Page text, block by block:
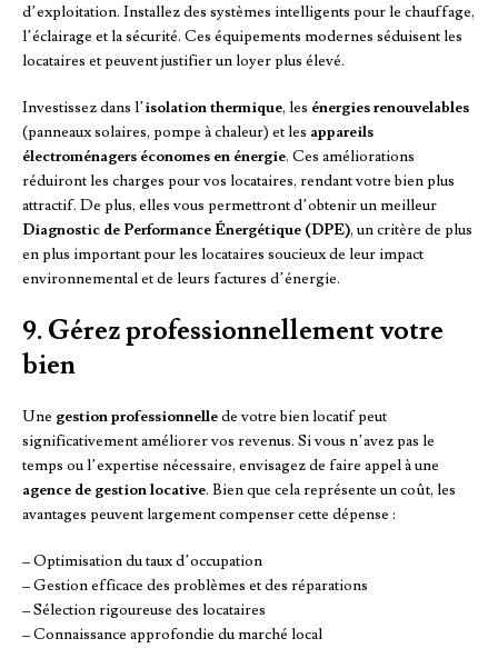
d’exploitation. Installez des systèmes intelligents pour le chauffage,
l’éclairage et la sécurité. Ces équipements modernes séduisent les
locataires et peuvent justifier un loyer plus élevé.
Investissez dans l’isolation thermique, les énergies renouvelables
(panneaux solaires, pompe à chaleur) et les appareils
électroménagers économes en énergie. Ces améliorations
réduiront les charges pour vos locataires, rendant votre bien plus
attractif. De plus, elles vous permettront d’obtenir un meilleur
Diagnostic de Performance Énergétique (DPE), un critère de plus
en plus important pour les locataires soucieux de leur impact
environnemental et de leurs factures d’énergie.
9. Gérez professionnellement votre
bien
Une gestion professionnellede votre bien locatif peut
significativement améliorer vos revenus. Si vous n’avez pas le
temps ou l’expertise nécessaire, envisagez de faire appel à une
agence de gestion locative. Bien que cela représente un coût, les
avantages peuvent largement compenser cette dépense :
– Optimisation du taux d’occupation
– Gestion efficace des problèmes et des réparations
– Sélection rigoureuse des locataires
– Connaissance approfondie du marché local